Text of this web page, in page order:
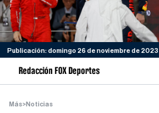
Publicación: domingo 26 de noviembre de 2023
Redacción FOX Deportes
Más>Noticias